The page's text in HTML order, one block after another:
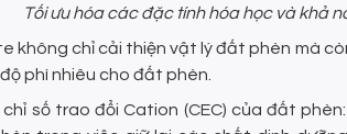
Tối ưu hóa các đặc tính hóa học và khả
không chỉ cải thiện vật lý đất phèn mà
phì nhiêu cho đất phèn.
số trao đổi Cation (CEC) của đất